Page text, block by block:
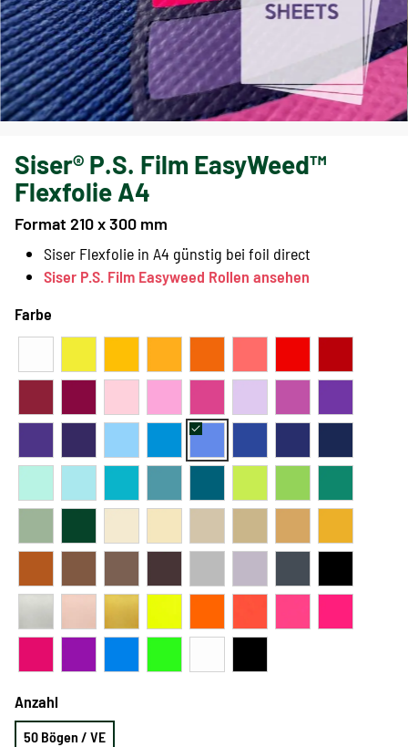
Siser® P.S. Film EasyWeed™
Flexfolie A4
Format 210 x 300 mm
Siser Flexfolie in A4 günstig bei foil direct
Siser P.S. Film Easyweed Rollen ansehen
Farbe
Anzahl
50 Bögen / VE